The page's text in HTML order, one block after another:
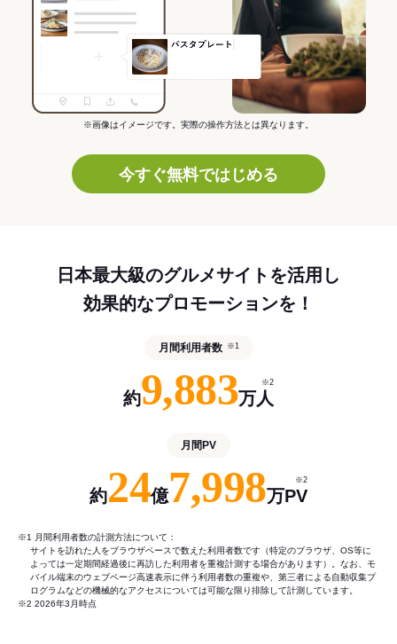
※画像はイメージです。実際の操作方法とは異なります。
今すぐ無料ではじめる
日本最大級のグルメサイトを活用し
効果的なプロモーションを！
月間利用者数 ※1
約9,883万人
※2
月間PV
約24億7,998万PV
※2
※1 月間利用者数の計測方法について：
サイトを訪れた人をブラウザベースで数えた利用者数です（特定のブラウザ、OS等に
よっては一定期間経過後に再訪した利用者を重複計測する場合があります）。なお、モ
バイル端末のウェブページ高速表示に伴う利用者数の重複や、第三者による自動収集プ
ログラムなどの機械的なアクセスについては可能な限り排除して計測しています。
※2 2026年3月時点